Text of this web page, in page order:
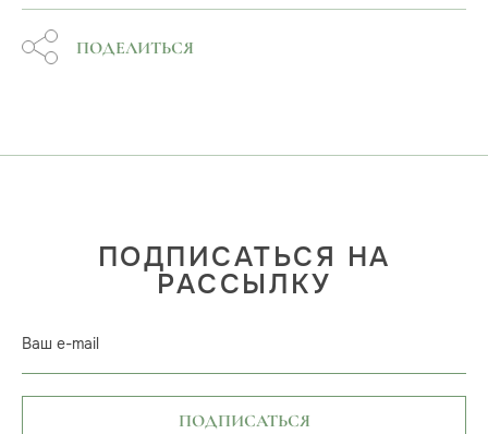
ПОДЕЛИТЬСЯ
ПОДПИСАТЬСЯ НА
РАССЫЛКУ
Ваш e-mail
ПОДПИСАТЬСЯ